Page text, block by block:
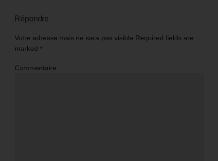
Répondre
Votre adresse mais ne sara pas visible Required fields are
marked *
Commentaire